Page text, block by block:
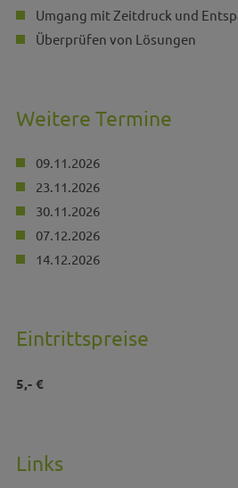
Umgang mit Zeitdruck und
Überprüfen von Lösungen
Weitere Termine
09.11.2026
23.11.2026
30.11.2026
07.12.2026
14.12.2026
Eintrittspreise
5,- €
Links